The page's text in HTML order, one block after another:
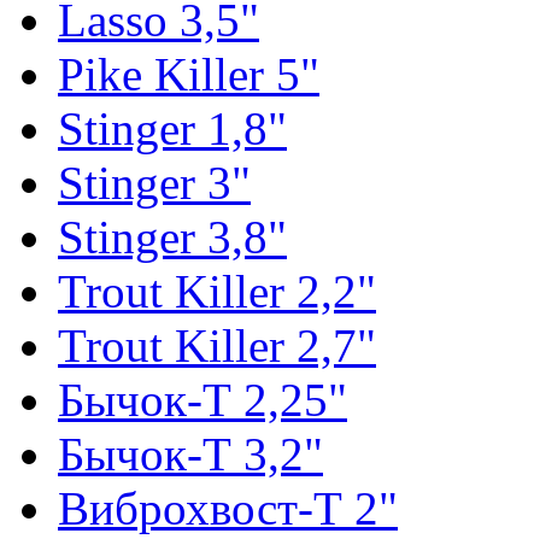
Lasso 3,5"
Pike Killer 5"
Stinger 1,8"
Stinger 3"
Stinger 3,8"
Trout Killer 2,2"
Trout Killer 2,7"
Бычок-Т 2,25"
Бычок-Т 3,2"
Виброхвост-Т 2"